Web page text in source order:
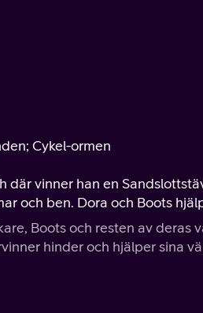
Cykel-ormen
där vinner han en
och ben. Dora och Boots
Boots och resten av deras
hinder och hjälper sina